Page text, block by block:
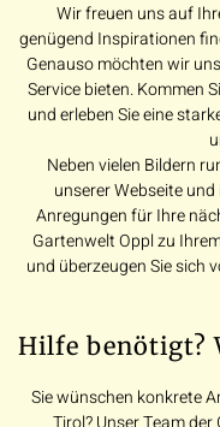
Wir freuen uns auf
genügend Inspirationen
Genauso möchten wir
Service bieten. Kommen
und erleben Sie eine
Neben vielen Bildern
unserer Webseite
Anregungen für Ihre
Gartenwelt Oppl zu
und überzeugen Sie sich
Hilfe benötigt?
Sie wünschen konkrete